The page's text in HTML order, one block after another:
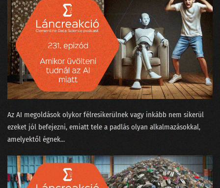
Az AI megoldások olykor félresikerülnek vagy inkább nem sikerül
ezeket jól befejezni, emiatt tele a padlás olyan alkalmazásokkal,
amelyektől égnek...